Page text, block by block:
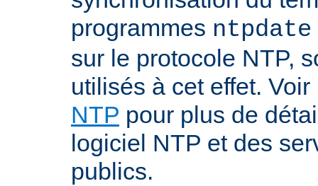
programmes ntpdate
sur le protocole NTP,
utilisés à cet effet.
NTP pour plus de
logiciel NTP et des
publics.